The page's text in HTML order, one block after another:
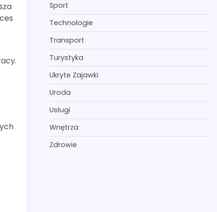
Sport
Technologie
Transport
Turystyka
Ukryte Zajawki
Uroda
Usługi
Wnętrza
Zdrowie